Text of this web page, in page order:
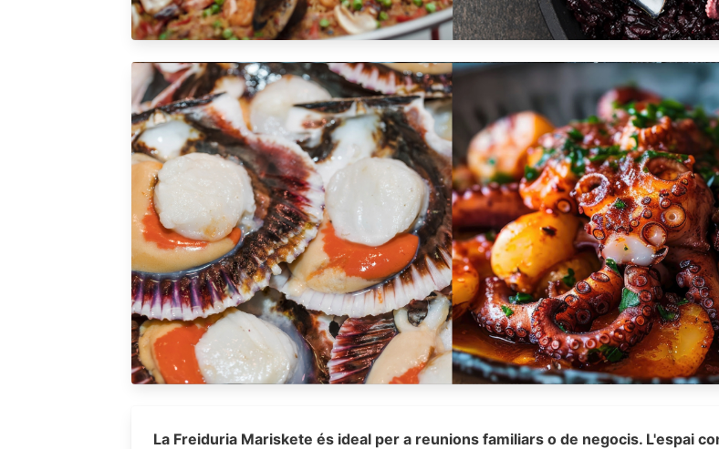
La Freiduria Mariskete és ideal per a reunions familiars o de negocis. L'espai